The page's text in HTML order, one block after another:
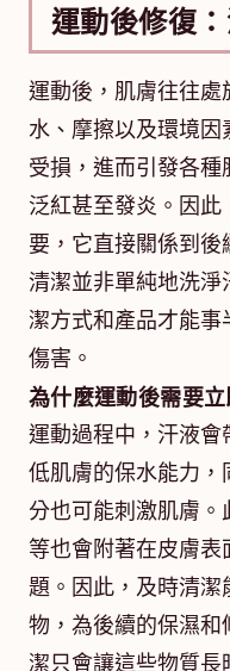
運動後修復
運動後，肌膚往往
水、摩擦以及環境
受損，進而引發各種
泛紅甚至發炎。因
要，它直接關係到後
清潔並非單純地洗
潔方式和產品才能
傷害。
為什麼運動後需要立
運動過程中，汗液
低肌膚的保水能力
分也可能刺激肌膚
等也會附著在皮膚
題。因此，及時清
物，為後續的保濕
潔只會讓這些物質